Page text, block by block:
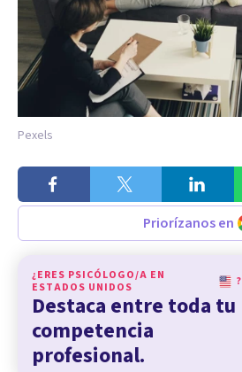
Pexels
Priorízanos en
¿ERES PSICÓLOGO/A EN
ESTADOS UNIDOS
?
Destaca entre toda tu
competencia
profesional.